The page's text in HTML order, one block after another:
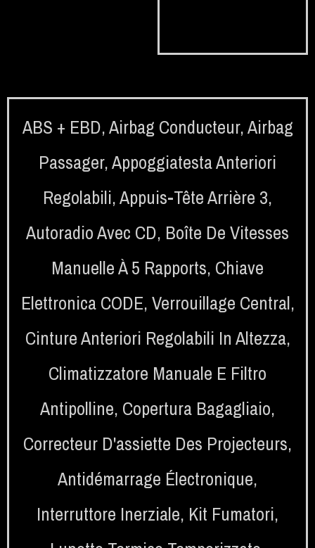
ABS + EBD,Airbag Conducteur,Airbag
Passager,Appoggiatesta Anteriori
Regolabili,Appuis-Tête Arrière 3,
Autoradio Avec CD, Boîte De Vitesses
Manuelle À 5 Rapports, Chiave
Elettronica CODE, Verrouillage Central,
Cinture Anteriori Regolabili In Altezza,
Climatizzatore Manuale E Filtro
Antipolline, Copertura Bagagliaio,
Correcteur D'assiette Des Projecteurs,
Antidémarrage Électronique,
Interruttore Inerziale, Kit Fumatori,